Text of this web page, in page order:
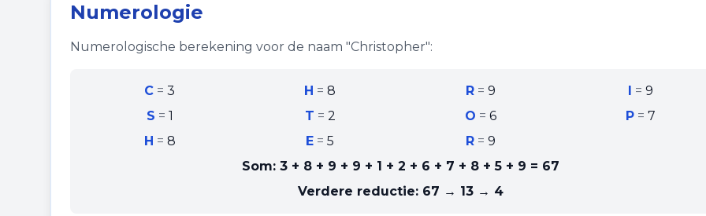
Numerologie
Numerologische berekening voor de naam "Christopher":
C =3 H =8 R= 9 I =9
S = 1 T = 2 O = 6 P =7
H = 8 E =5 R= 9
Som: 3 + 8 + 9 + 9 + 1 + 2 + 6 + 7 + 8 + 5 + 9 = 67
Verdere reductie: 67 → 13 → 4